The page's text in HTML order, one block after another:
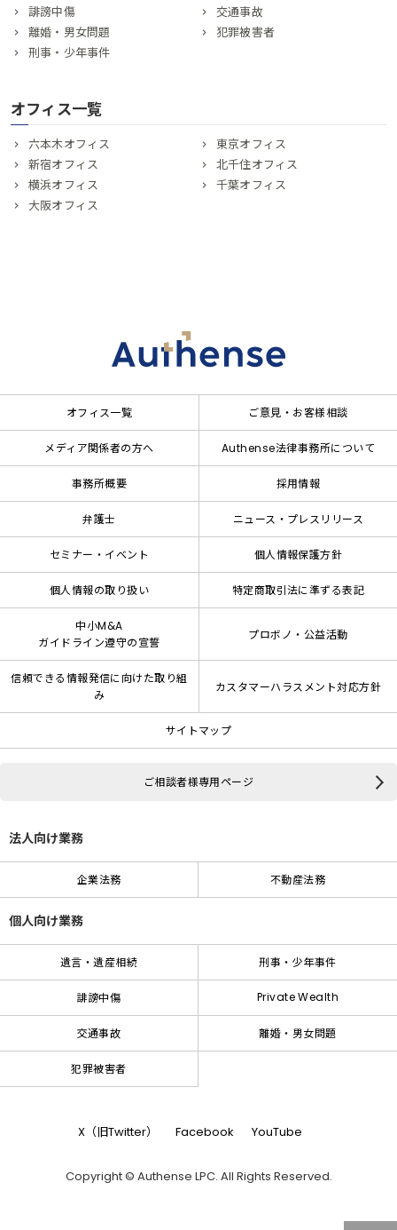
誹謗中傷
交通事故
離婚・男女問題
犯罪被害者
刑事・少年事件
オフィス一覧
六本木オフィス
東京オフィス
新宿オフィス
北千住オフィス
横浜オフィス
千葉オフィス
大阪オフィス
オフィス一覧 ご意見・お客様相談
メディア関係者の方へ Authense法律事務所について
事務所概要 採用情報
弁護士 ニュース・プレスリリース
セミナー・イベント 個人情報保護方針
個人情報の取り扱い 特定商取引法に準ずる表記
中小M&A
ガイドライン遵守の宣誓
プロボノ・公益活動
信頼できる情報発信に向けた取り組
み
カスタマーハラスメント対応方針
サイトマップ
ご相談者様専用ページ
法人向け業務
企業法務 不動産法務
個人向け業務
遺言・遺産相続 刑事・少年事件
誹謗中傷 Private Wealth
交通事故 離婚・男女問題
犯罪被害者
X（旧Twitter） Facebook YouTube
Copyright © Authense LPC. All Rights Reserved.